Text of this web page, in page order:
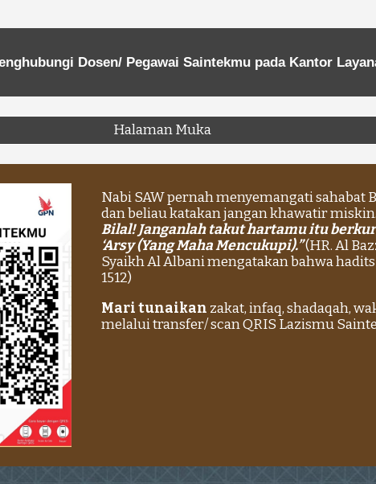
Dosen/ Pegawai Saintekmu pada Kantor
Halaman Muka
Nabi SAW pernah menyemangati sahabat
dan beliau katakan jangan khawatir
Bilal! Janganlah takut hartamu itu
‘Arsy (Yang Maha Mencukupi).”(HR. Al
Syaikh Al Albani mengatakan bahwa
1512)
Mari tunaikan zakat, infaq, shadaqah,
melalui transfer/ scan QRIS Lazismu